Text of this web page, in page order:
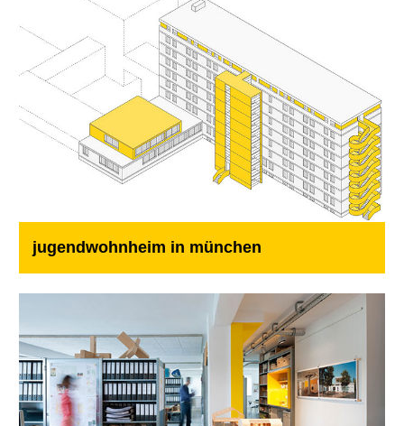
jugendwohnheim in münchen